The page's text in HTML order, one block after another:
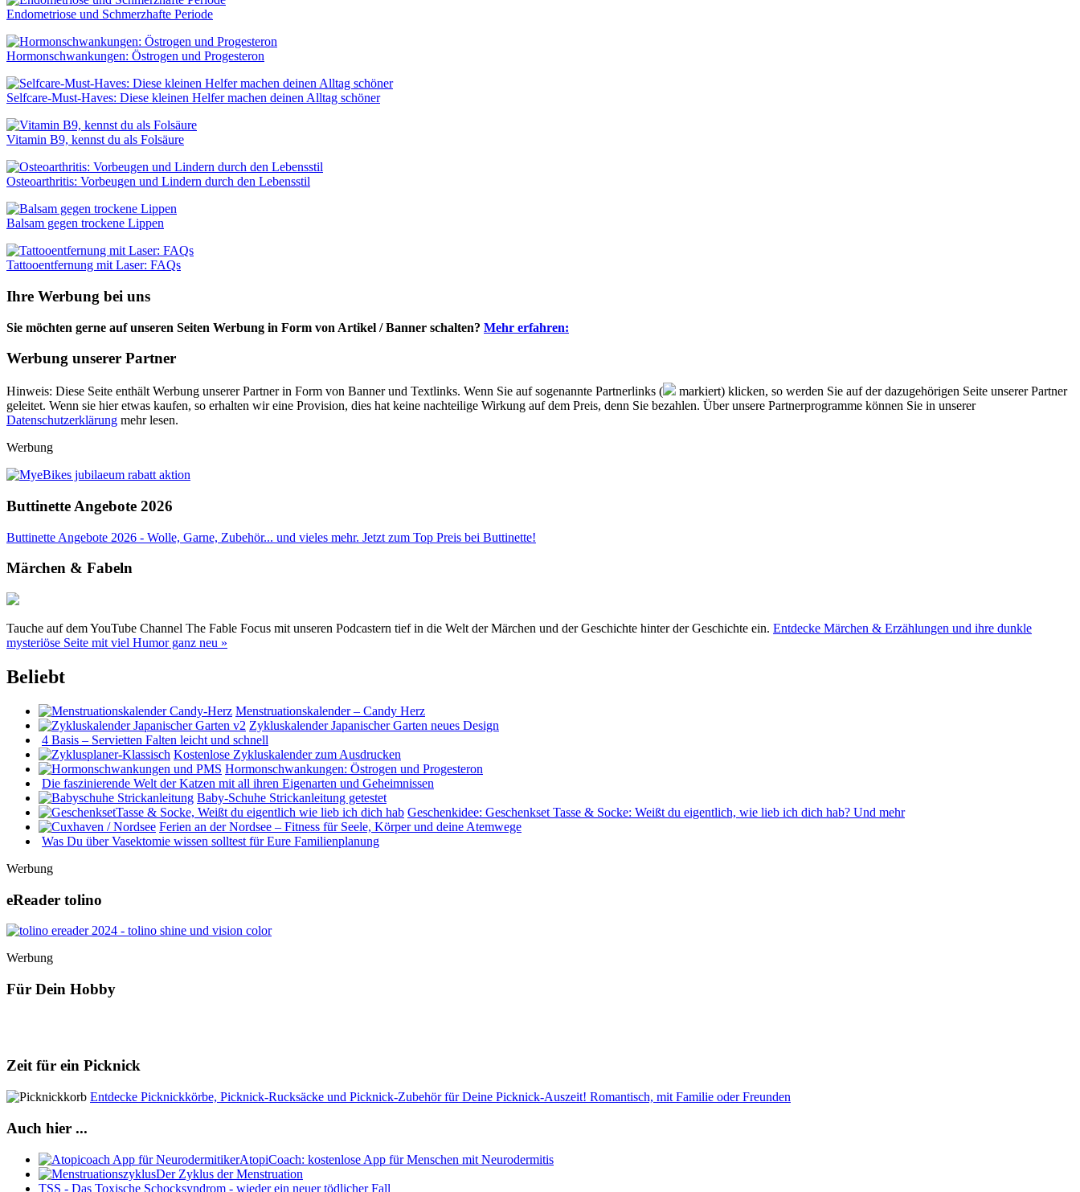
Endometriose und Schmerzhafte Periode
Hormonschwankungen: Östrogen und Progesteron
Selfcare-Must-Haves: Diese kleinen Helfer machen deinen Alltag schöner
Vitamin B9, kennst du als Folsäure
Osteoarthritis: Vorbeugen und Lindern durch den Lebensstil
Balsam gegen trockene Lippen
Tattooentfernung mit Laser: FAQs
Ihre Werbung bei uns
Sie möchten gerne auf unseren Seiten Werbung in Form von Artikel / Banner schalten? Mehr erfahren:
Werbung unserer Partner
Hinweis: Diese Seite enthält Werbung unserer Partner in Form von Banner und Textlinks. Wenn Sie auf sogenannte Partnerlinks (
markiert) klicken, so werden Sie auf der dazugehörigen Seite unserer Partner
geleitet. Wenn sie hier etwas kaufen, so erhalten wir eine Provision, dies hat keine nachteilige Wirkung auf dem Preis, denn Sie bezahlen. Über unsere Partnerprogramme können Sie in unserer
Datenschutzerklärung mehr lesen.
Werbung
Buttinette Angebote 2026
Buttinette Angebote 2026 - Wolle, Garne, Zubehör... und vieles mehr. Jetzt zum Top Preis bei Buttinette!
Märchen & Fabeln
Tauche auf dem YouTube Channel The Fable Focus mit unseren Podcastern tief in die Welt der Märchen und der Geschichte hinter der Geschichte ein. Entdecke Märchen & Erzählungen und ihre dunkle
mysteriöse Seite mit viel Humor ganz neu »
Beliebt
Menstruationskalender – Candy Herz
Zykluskalender Japanischer Garten neues Design
4 Basis – Servietten Falten leicht und schnell
Kostenlose Zykluskalender zum Ausdrucken
Hormonschwankungen: Östrogen und Progesteron
Die faszinierende Welt der Katzen mit all ihren Eigenarten und Geheimnissen
Baby-Schuhe Strickanleitung getestet
Geschenkidee: Geschenkset Tasse & Socke: Weißt du eigentlich, wie lieb ich dich hab? Und mehr
Ferien an der Nordsee – Fitness für Seele, Körper und deine Atemwege
Was Du über Vasektomie wissen solltest für Eure Familienplanung
Werbung
eReader tolino
Werbung
Für Dein Hobby
Zeit für ein Picknick
Entdecke Picknickkörbe, Picknick-Rucksäcke und Picknick-Zubehör für Deine Picknick-Auszeit! Romantisch, mit Familie oder Freunden
Auch hier ...
AtopiCoach: kostenlose App für Menschen mit Neurodermitis
Der Zyklus der Menstruation
TSS - Das Toxische Schocksyndrom - wieder ein neuer tödlicher Fall